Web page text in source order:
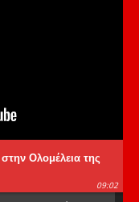
Ολομέλεια της
09:02